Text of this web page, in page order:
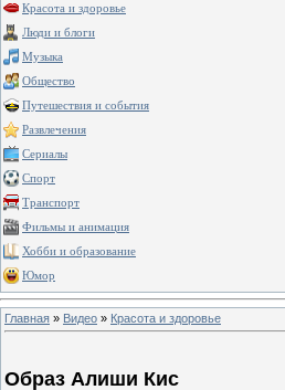
Красота и здоровье
Люди и блоги
Музыка
Общество
Путешествия и события
Развлечения
Сериалы
Спорт
Транспорт
Фильмы и анимация
Хобби и образование
Юмор
Главная » Видео » Красота и здоровье
Образ Алиши Кис